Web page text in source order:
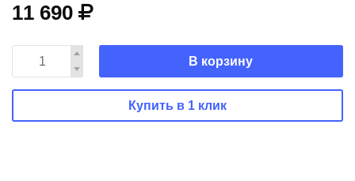
11 690
В корзину
Купить в 1 клик